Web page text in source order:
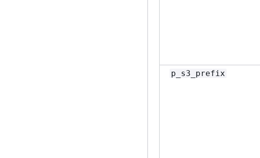
p_s3_prefix